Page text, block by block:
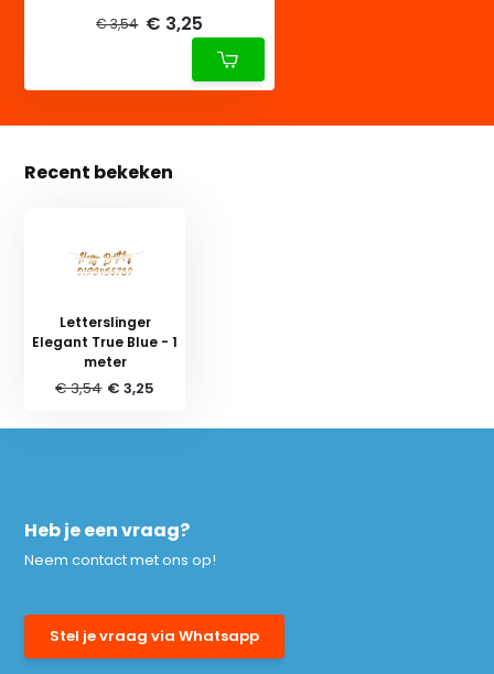
€ 3,54 € 3,25
Recent bekeken
Letterslinger
Elegant True Blue - 1
meter
€ 3,54 € 3,25
Heb je een vraag?
Neem contact met ons op!
Stel je vraag via Whatsapp